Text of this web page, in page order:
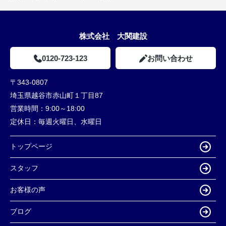
株式会社 大関建設
0120-723-123 お問い合わせ
〒343-0807
埼玉県越谷市赤山町１丁目87
営業時間： 9:00～18:00
定休日： 毎週火曜日、水曜日
トップページ
スタッフ
お客様の声
ブログ